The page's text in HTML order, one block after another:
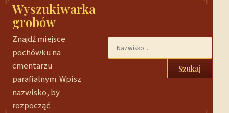
Wyszukiwarka
grobów
Znajdź miejsce
pochówku na
cmentarzu
parafialnym. Wpisz
nazwisko, by
rozpocząć.
Szukaj